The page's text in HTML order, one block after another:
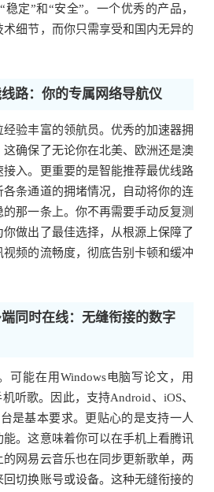
稳定”和“安全”。一个优秀的产品，
细节，而你只需享受和国内无异的
路：你的专属网络导航仪
验丰富的领航员。优秀的加速器拥
确保了无论你在北美、欧洲还是澳
入。更重要的是智能推荐最优线路
条通道的拥堵情况，自动将你的连
那一条上。你不再需要手动反复测
做出了最佳选择，从根源上保障了
频的流畅度，彻底告别卡顿和缓冲
同时在线：无缝衔接的数字
可能在用Windows电脑写论文，用
听歌。因此，支持Android、iOS、
是基本要求。更贴心的是支持一人
能。这意味着你可以在手机上看腾讯
网易云音乐也在同步更新歌单，两
切换账号或设备。这种无缝衔接的